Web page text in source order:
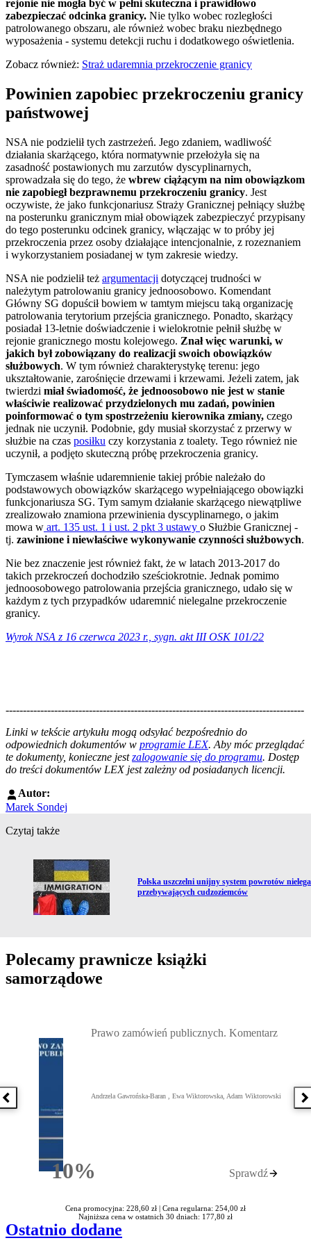
rejonie nie mogła być w pełni skuteczna i prawidłowo
zabezpieczać odcinka granicy. Nie tylko wobec rozległości
patrolowanego obszaru, ale również wobec braku niezbędnego
wyposażenia - systemu detekcji ruchu i dodatkowego oświetlenia.
Zobacz również: Straż udaremnia przekroczenie granicy
Powinien zapobiec przekroczeniu granicy
państwowej
NSA nie podzielił tych zastrzeżeń. Jego zdaniem, wadliwość
działania skarżącego, która normatywnie przełożyła się na
zasadność postawionych mu zarzutów dyscyplinarnych,
sprowadzała się do tego, że wbrew ciążącym na nim obowiązkom
nie zapobiegł bezprawnemu przekroczeniu granicy. Jest
oczywiste, że jako funkcjonariusz Straży Granicznej pełniący służbę
na posterunku granicznym miał obowiązek zabezpieczyć przypisany
do tego posterunku odcinek granicy, włączając w to próby jej
przekroczenia przez osoby działające intencjonalnie, z rozeznaniem
i wykorzystaniem posiadanej w tym zakresie wiedzy.
NSA nie podzielił też argumentacji dotyczącej trudności w
należytym patrolowaniu granicy jednoosobowo. Komendant
Główny SG dopuścił bowiem w tamtym miejscu taką organizację
patrolowania terytorium przejścia granicznego. Ponadto, skarżący
posiadał 13-letnie doświadczenie i wielokrotnie pełnił służbę w
rejonie granicznego mostu kolejowego. Znał więc warunki, w
jakich był zobowiązany do realizacji swoich obowiązków
służbowych. W tym również charakterystykę terenu: jego
ukształtowanie, zarośnięcie drzewami i krzewami. Jeżeli zatem, jak
twierdzi miał świadomość, że jednoosobowo nie jest w stanie
właściwie realizować przydzielonych mu zadań, powinien
poinformować o tym spostrzeżeniu kierownika zmiany, czego
jednak nie uczynił. Podobnie, gdy musiał skorzystać z przerwy w
służbie na czas posiłku czy korzystania z toalety. Tego również nie
uczynił, a podjęto skuteczną próbę przekroczenia granicy.
Tymczasem właśnie udaremnienie takiej próbie należało do
podstawowych obowiązków skarżącego wypełniającego obowiązki
funkcjonariusza SG. Tym samym działanie skarżącego niewątpliwe
zrealizowało znamiona przewinienia dyscyplinarnego, o jakim
mowa w art. 135 ust. 1 i ust. 2 pkt 3 ustawy o Służbie Granicznej -
tj. zawinione i niewłaściwe wykonywanie czynności służbowych.
Nie bez znaczenie jest również fakt, że w latach 2013-2017 do
takich przekroczeń dochodziło sześciokrotnie. Jednak pomimo
jednoosobowego patrolowania przejścia granicznego, udało się w
każdym z tych przypadków udaremnić nielegalne przekroczenie
granicy.
Wyrok NSA z 16 czerwca 2023 r., sygn. akt III OSK 101/22
--------------------------------------------------------------------------------------
Linki w tekście artykułu mogą odsyłać bezpośrednio do
odpowiednich dokumentów w programie LEX. Aby móc przeglądać
te dokumenty, konieczne jestzalogowanie się do programu. Dostęp
do treści dokumentów LEX jest zależny od posiadanych licencji.
Autor:
Marek Sondej
Czytaj także
Przejdź do artykułu:
Polska uszczelni unijny system powrotów
przebywających cudzoziemców
Polecamy prawnicze książki
samorządowe
Poprzednia książka
10%Rabatu
Prawo zamówień publicznych. Komentarz
Andrzela Gawrońska-Baran , Ewa Wiktorowska, Adam Wiktorowski
Sprawdź
Cena promocyjna: 228,60 zł | Cena regularna: 254,00 zł
Najniższa cena w ostatnich 30 dniach: 177,80 zł
Ostatnio dodane